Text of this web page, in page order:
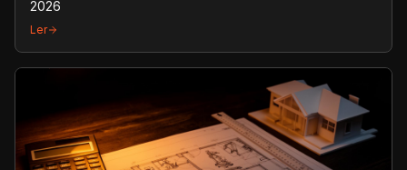
2026
Ler